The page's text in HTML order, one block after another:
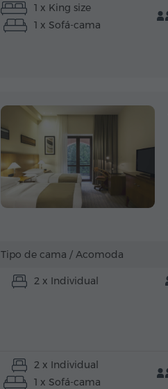
1 x King size
1 x Sofá-cama
Tipo de cama / Acomoda
2 x Individual
2 x Individual
1 x Sofá-cama